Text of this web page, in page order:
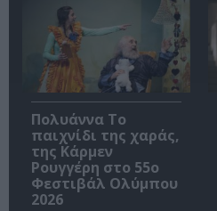
Πολυάννα Το
παιχνίδι της χαράς,
της Κάρμεν
Ρουγγέρη στο 55ο
Φεστιβάλ Ολύμπου
2026